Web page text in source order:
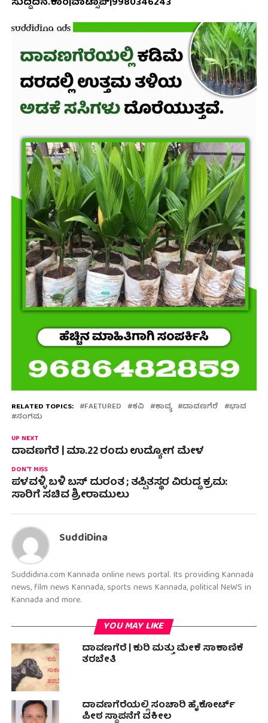
RELATED TOPICS: FAETURED ಕವಿ ಕಾವ್ಯ ದಾವಣಗೆರೆ ಭಾವ
ಸಂಗಮ
UP NEXT
ದಾವಣಗೆರೆ | ಮಾ.22 ರಂದು ಉದ್ಯೋಗ ಮೇಳ
DON'T MISS
ಪಳವಳ್ಳಿ ಬಳಿ ಬಸ್ ದುರಂತ ; ತಪ್ಪಿತಸ್ಥರ ವಿರುದ್ಧ ಕ್ರಮ:
ಸಾರಿಗೆ ಸಚಿವ ಶ್ರೀರಾಮುಲು
SuddiDina
Suddidina.com Kannada online news portal. Its providing Kannada
news, film news Kannada, sports news Kannada, political NeWS in
Kannada and more.
YOU MAY LIKE
ದಾವಣಗೆರೆ | ಕುರಿ ಮತ್ತು ಮೇಕೆ ಸಾಕಾಣಿಕೆ
ತರಬೇತಿ
ದಾವಣಗೆರೆಯಲ್ಲಿ ಸಂಚಾರಿ ಹೈಕೋರ್ಟ್
ಪೀಠ ಸ್ಥಾಪನೆಗೆ ವಕೀಲ